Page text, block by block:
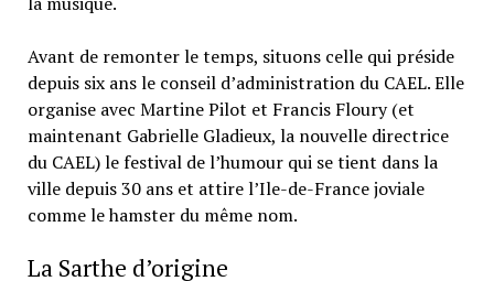
Avant de remonter le temps, situons celle qui préside
depuis six ans le conseil d’administration du CAEL. Elle
organise avec Martine Pilot et Francis Floury (et
maintenant Gabrielle Gladieux, la nouvelle directrice
du CAEL) le festival de l’humour qui se tient dans la
ville depuis 30 ans et attire l’Ile-de-France joviale
comme le hamster du même nom.
La Sarthe d’origine